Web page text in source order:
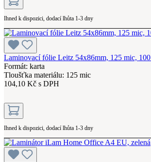
Ihned k dispozici, dodací lhůta 1-3 dny
Laminovací fólie Leitz 54x86mm, 125 mic,
Formát: karta
Tloušťka materiálu: 125 mic
104,10 Kč s DPH
Ihned k dispozici, dodací lhůta 1-3 dny